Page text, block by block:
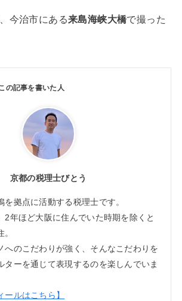
今治市にある来島海峡大橋で撮った
京都の税理士びとう
を拠点に活動する税理士です。
2年ほど大阪に住んでいた時期を除くと
へのこだわりが強く、そんなこだわりを
ターを通じて表現するのを楽しんでいま
ールはこちら】